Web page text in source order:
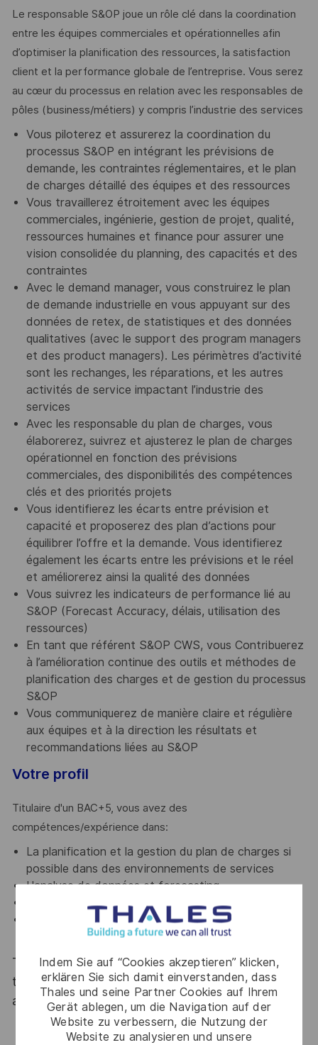
Indem Sie auf “Cookies akzeptieren” klicken,
erklären Sie sich damit einverstanden, dass
Thales und seine Partner Cookies auf Ihrem
Gerät ablegen, um die Navigation auf der
Website zu verbessern, die Nutzung der
Website zu analysieren und unsere
Le responsable S&OP joue un rôle clé dans la coordination
entre les équipes commerciales et opérationnelles afin
d’optimiser la planification des ressources, la satisfaction
client et la performance globale de l’entreprise. Vous serez
au cœur du processus en relation avec les responsables de
pôles (business/métiers) y compris l’industrie des services
Vous piloterez et assurerez la coordination du
processus S&OP en intégrant les prévisions de
demande, les contraintes réglementaires, et le plan
de charges détaillé des équipes et des ressources
Vous travaillerez étroitement avec les équipes
commerciales, ingénierie, gestion de projet, qualité,
ressources humaines et finance pour assurer une
vision consolidée du planning, des capacités et des
contraintes
Avec le demand manager, vous construirez le plan
de demande industrielle en vous appuyant sur des
données de retex, de statistiques et des données
qualitatives (avec le support des program managers
et des product managers). Les périmètres d’activité
sont les rechanges, les réparations, et les autres
activités de service impactant l’industrie des
services
Avec les responsable du plan de charges, vous
élaborerez, suivrez et ajusterez le plan de charges
opérationnel en fonction des prévisions
commerciales, des disponibilités des compétences
clés et des priorités projets
Vous identifierez les écarts entre prévision et
capacité et proposerez des plan d’actions pour
équilibrer l’offre et la demande. Vous identifierez
également les écarts entre les prévisions et le réel
et améliorerez ainsi la qualité des données
Vous suivrez les indicateurs de performance lié au
S&OP (Forecast Accuracy, délais, utilisation des
ressources)
En tant que référent S&OP CWS, vous Contribuerez
à l’amélioration continue des outils et méthodes de
planification des charges et de gestion du processus
S&OP
Vous communiquerez de manière claire et régulière
aux équipes et à la direction les résultats et
recommandations liées au S&OP
Votre profil
Titulaire d'un BAC+5, vous avez des
compétences/expérience dans:
La planification et la gestion du plan de charges si
possible dans des environnements de services
L'analyse de données et forecasting
L'animation de réunion et conduite du changement
La maitrise des outils informatique (ERP,
planification)
Thales, entreprise Handi-Engagée, reconnait
tous les talents. La diversité est notre meilleur
atout. Postulez et rejoignez nous !